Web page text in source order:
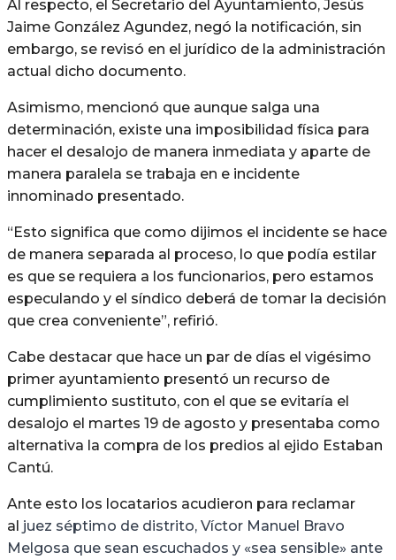
Al respecto, el Secretario del Ayuntamiento, Jesús
Jaime González Agundez, negó la notificación, sin
embargo, se revisó en el jurídico de la administración
actual dicho documento.
Asimismo, mencionó que aunque salga una
determinación, existe una imposibilidad física para
hacer el desalojo de manera inmediata y aparte de
manera paralela se trabaja en e incidente
innominado presentado.
“Esto significa que como dijimos el incidente se hace
de manera separada al proceso, lo que podía estilar
es que se requiera a los funcionarios, pero estamos
especulando y el síndico deberá de tomar la decisión
que crea conveniente”, refirió.
Cabe destacar que hace un par de días el vigésimo
primer ayuntamiento presentó un recurso de
cumplimiento sustituto, con el que se evitaría el
desalojo el martes 19 de agosto y presentaba como
alternativa la compra de los predios al ejido Estaban
Cantú.
Ante esto los locatarios acudieron para reclamar
al juez séptimo de distrito, Víctor Manuel Bravo
Melgosa que sean escuchados y «sea sensible» ante